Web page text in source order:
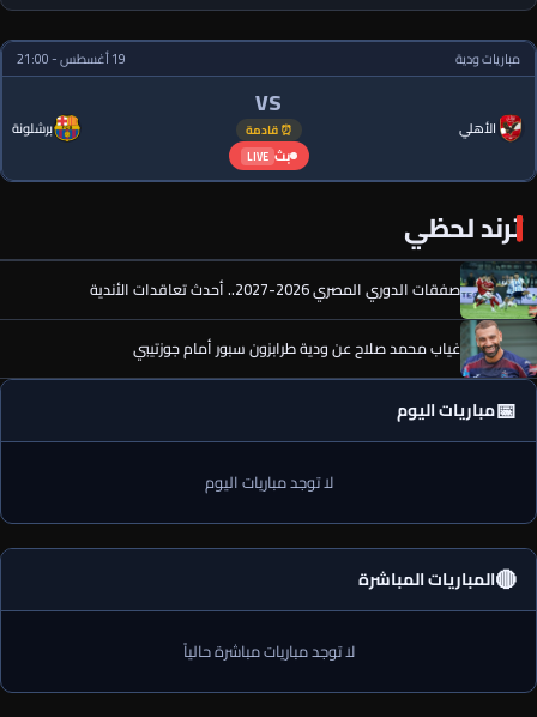
مباريات ودية 19 أغسطس - 21:00
الأهلي
VS
⏰ قادمة
بث LIVE
برشلونة
ترند لحظي
صفقات الدوري المصري 2026-2027.. أحدث تعاقدات الأندية
غياب محمد صلاح عن ودية طرابزون سبور أمام جوزتيبي
📅مباريات اليوم
لا توجد مباريات اليوم
🔴المباريات المباشرة
لا توجد مباريات مباشرة حالياً